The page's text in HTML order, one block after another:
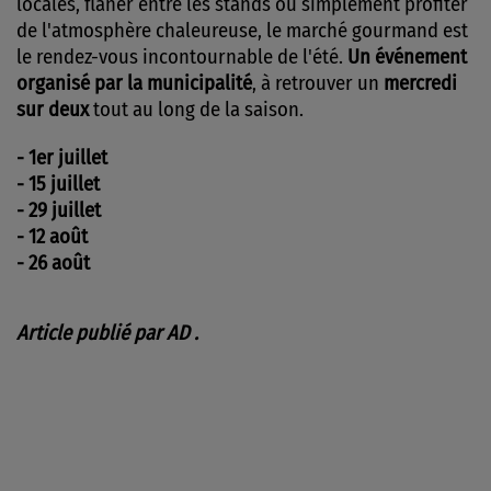
de l'atmosphère chaleureuse, le marché gourmand est
le rendez-vous incontournable de l'été. Un événement
organisé par la municipalité, à retrouver un mercredi
sur deuxtout au long de la saison.
- 1er juillet
- 15 juillet
- 29 juillet
- 12 août
- 26 août
Article publié par AD .